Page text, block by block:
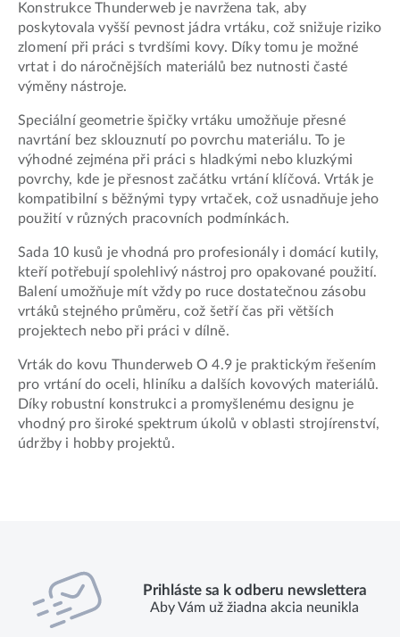
Konstrukce Thunderweb je navržena tak, aby
poskytovala vyšší pevnost jádra vrtáku, což snižuje riziko
zlomení při práci s tvrdšími kovy. Díky tomu je možné
vrtat i do náročnějších materiálů bez nutnosti časté
výměny nástroje.
Speciální geometrie špičky vrtáku umožňuje přesné
navrtání bez sklouznutí po povrchu materiálu. To je
výhodné zejména při práci s hladkými nebo kluzkými
povrchy, kde je přesnost začátku vrtání klíčová. Vrták je
kompatibilní s běžnými typy vrtaček, což usnadňuje jeho
použití v různých pracovních podmínkách.
Sada 10 kusů je vhodná pro profesionály i domácí kutily,
kteří potřebují spolehlivý nástroj pro opakované použití.
Balení umožňuje mít vždy po ruce dostatečnou zásobu
vrtáků stejného průměru, což šetří čas při větších
projektech nebo při práci v dílně.
Vrták do kovu Thunderweb O 4.9 je praktickým řešením
pro vrtání do oceli, hliníku a dalších kovových materiálů.
Díky robustní konstrukci a promyšlenému designu je
vhodný pro široké spektrum úkolů v oblasti strojírenství,
údržby i hobby projektů.
Prihláste sa k odberu newslettera
Aby Vám už žiadna akcia neunikla